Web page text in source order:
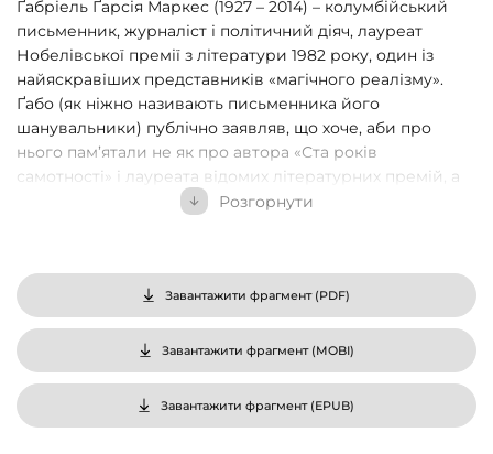
Ґабріель Ґарсія Маркес (1927 – 2014) – колумбійський
письменник, журналіст і політичний діяч, лауреат
Нобелівської премії з літератури 1982 року, один із
найяскравіших представників «магічного реалізму».
Ґабо (як ніжно називають письменника його
шанувальники) публічно заявляв, що хоче, аби про
нього пам’ятали не як про автора «Ста років
самотності» і лауреата відомих літературних премій, а
як про репортера: «Я народився журналістом і нині
книжка «Скандал сторіччя» (2018) – збірка його газетних
репортажів і колонок. Тематика п’ятдесяти текстів
«Скандалу…» багатосяжна: від політичних переворотів
до «особистого Гемінґвея» Маркеса і перукаря
президента, від літературщини, привидів минулого й
майбутнього та розповіді про те, як пишуть романи і до
інсайтів, феномену телепатії й таємниці містичної
Розгорнути
Завантажити фрагмент (PDF)
Завантажити фрагмент (MOBI)
Завантажити фрагмент (EPUB)